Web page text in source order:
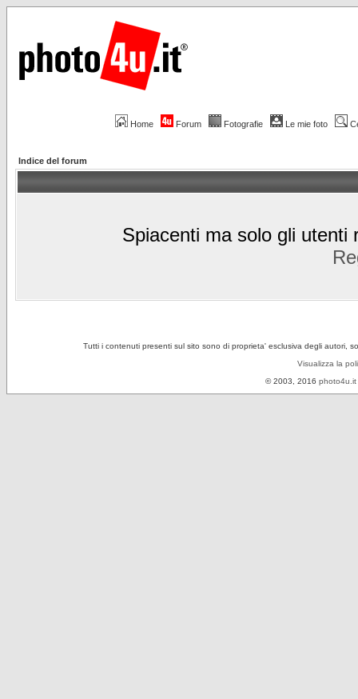
Home Forum Fotografie Le mie foto
Indice del forum
Spiacenti ma solo gli utenti
Tutti i contenuti presenti sul sito sono di proprieta' esclusiva degli autori,
Visualizza la
© 2003, 2016 photo4u.it